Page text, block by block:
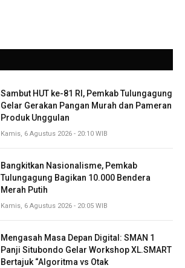
Sambut HUT ke-81 RI, Pemkab Tulungagung
Gelar Gerakan Pangan Murah dan Pameran
Produk Unggulan
Kamis, 6 Agustus 2026 - 20:10 WIB
Bangkitkan Nasionalisme, Pemkab
Tulungagung Bagikan 10.000 Bendera
Merah Putih
Kamis, 6 Agustus 2026 - 20:05 WIB
Mengasah Masa Depan Digital: SMAN 1
Panji Situbondo Gelar Workshop XL.SMART
Bertajuk “Algoritma vs Otak